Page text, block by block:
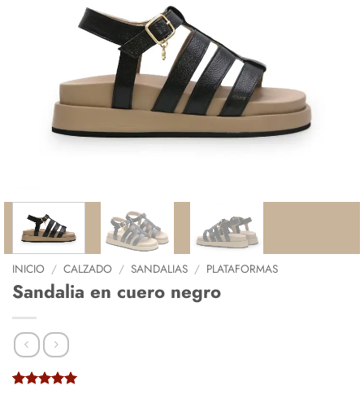
INICIO / CALZADO / SANDALIAS / PLATAFORMAS
Sandalia en cuero negro